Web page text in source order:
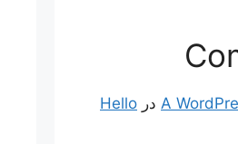
A در Hello